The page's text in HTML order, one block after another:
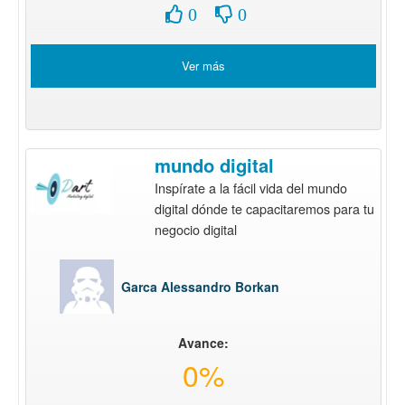
0 0
Ver más
mundo digital
Inspírate a la fácil vida del mundo
digital dónde te capacitaremos para tu
negocio digital
Garca Alessandro Borkan
Avance:
0%